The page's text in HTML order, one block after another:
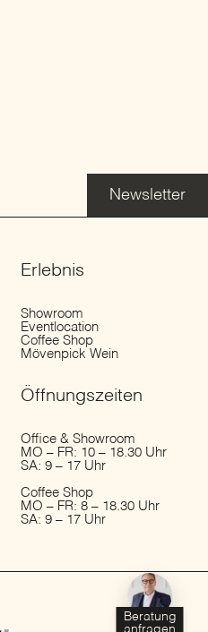
Newsletter
Erlebnis
Showroom
Eventlocation
Coffee Shop
Mövenpick Wein
Öffnungs­zeiten
Office & Showroom
MO – FR: 10 – 18.30 Uhr
SA: 9 – 17 Uhr
Coffee Shop
MO – FR: 8 – 18.30 Uhr
SA: 9 – 17 Uhr
Beratung
anfragen